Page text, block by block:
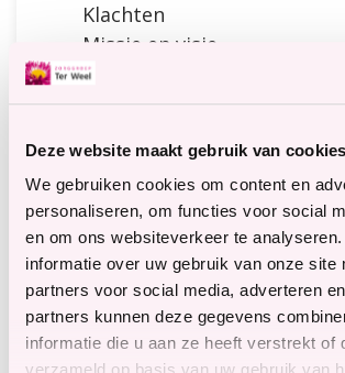
Deze website maakt gebruik van cookies
We gebruiken cookies om content en
personaliseren, om functies voor social
en om ons websiteverkeer te
informatie over uw gebruik van onze site
partners voor social media, adverteren
partners kunnen deze gegevens
informatie die u aan ze heeft verstrekt of
Klachten
Missie en visie
Raad van Toezicht
Samenwerkingen
Contact
Duurzaamheid
Innovatie
Naastenparticipatie
Nieuwsberichten
Verhalen
Voor verwijzers